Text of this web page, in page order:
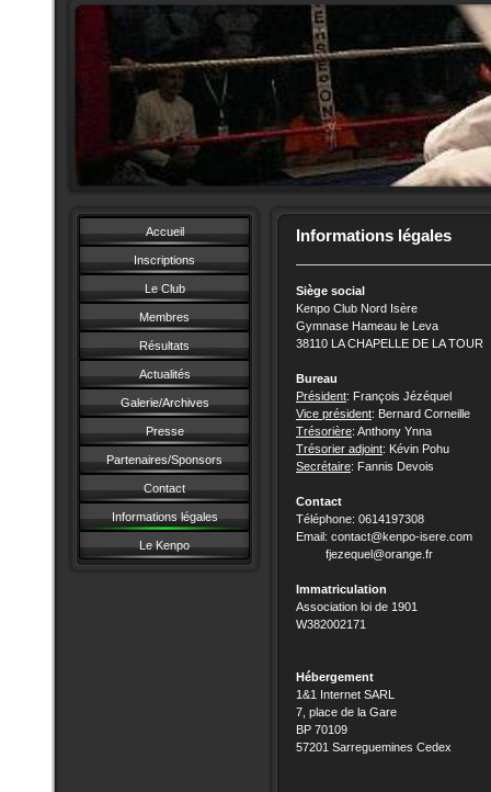
Accueil
Inscriptions
Le Club
Membres
Résultats
Actualités
Galerie/Archives
Presse
Partenaires/Sponsors
Contact
Informations légales
Le Kenpo
Informations légales
Siège social
Kenpo Club Nord Isère
Gymnase Hameau le Leva
38110 LA CHAPELLE DE LA TOUR
Bureau
Président: François Jézéquel
Vice président: Bernard Corneille
Trésorière: Anthony Ynna
Trésorier adjoint: Kévin Pohu
Secrétaire: Fannis Devois
Contact
Téléphone: 0614197308
Email: contact@kenpo-isere.com
fjezequel@orange.fr
Immatriculation
Association loi de 1901
W382002171
Hébergement
1&1 Internet SARL
7, place de la Gare
BP 70109
57201 Sarreguemines Cedex